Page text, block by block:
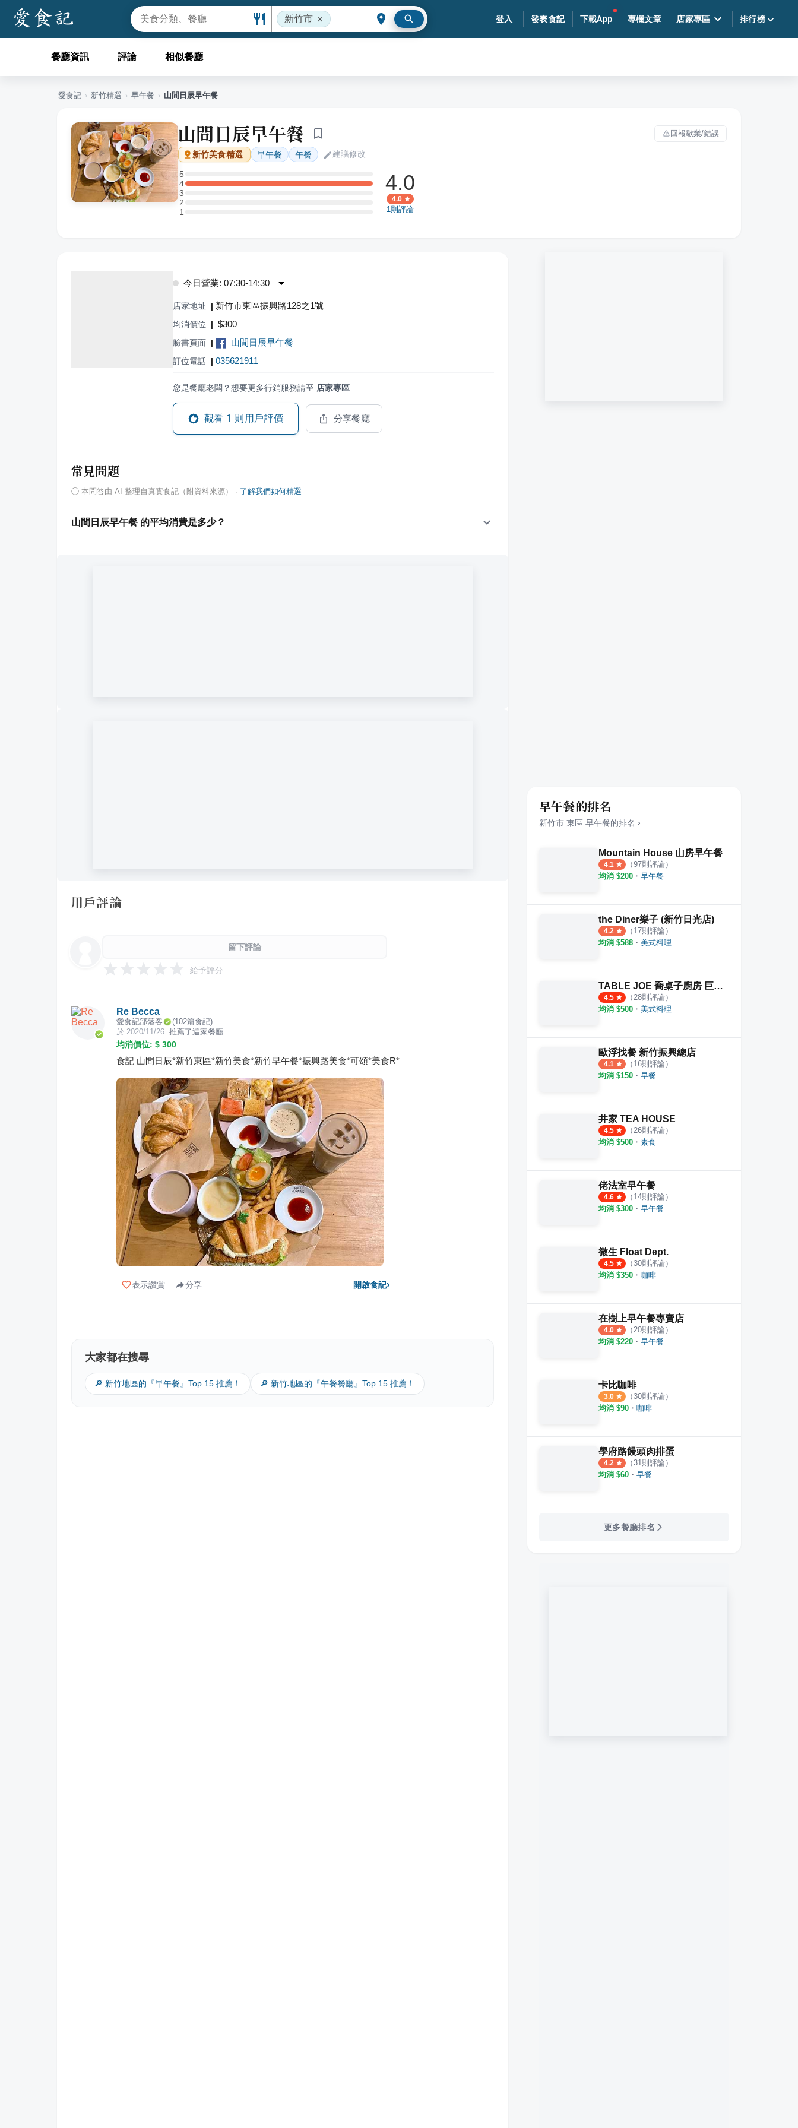
新竹市 登入 發表食記 下載App 專欄文章 店家專區 排行榜
餐廳資訊 評論 相似餐廳
愛食記 › 新竹精選 › 早午餐 › 山間日辰早午餐
山間日辰早午餐 回報歇業/錯誤
新竹美食精選 早午餐 午餐 建議修改
5
5 星：0 則評論
4
4 星：1 則評論
3
3 星：0 則評論
2
2 星：0 則評論
11 星：0 則評論
4.0
4.0
1則評論
今日營業: 07:30-14:30
店家地址 | 新竹市東區振興路128之1號
均消價位 | $300
臉書頁面 | 山間日辰早午餐
訂位電話 | 035621911
您是餐廳老闆？想要更多行銷服務請至 店家專區
觀看 1 則用戶評價 分享餐廳
常見問題
ⓘ 本問答由 AI 整理自真實食記（附資料來源） · 了解我們如何精選
山間日辰早午餐 的平均消費是多少？
用戶評論
留下評論
給予評分
Re Becca
愛食記部落客 (102篇食記)
於 2020/11/26 推薦了這家餐廳
均消價位: $ 300
食記 山間日辰*新竹東區*新竹美食*新竹早午餐*振興路美食*可頌*美食R*
表示讚賞 分享 開啟食記›
大家都在搜尋
🔎 新竹地區的『早午餐』Top 15 推薦！ 🔎 新竹地區的『午餐餐廳』Top 15 推薦！
早午餐的排名
新竹市 東區 早午餐的排名 ›
Mountain House 山房早午餐
4.1 （97則評論）
均消 $200 ・ 早午餐
the Diner樂子 (新竹日光店)
4.2 （ 17則評論）
均消 $588 ・ 美式料理
TABLE JOE 喬桌子廚房 巨城店
4.5 （ 28則評論）
均消 $500 ・ 美式料理
歐浮找餐 新竹振興總店
4.1 （ 16則評論）
均消 $150 ・ 早餐
井家 TEA HOUSE
4.5 （ 26則評論）
均消 $500 ・ 素食
佬法室早午餐
4.6 （ 14則評論）
均消 $300 ・ 早午餐
微生 Float Dept.
4.5 （30則評論）
均消 $350 ・ 咖啡
在樹上早午餐專賣店
4.0 （ 20則評論）
均消 $220 ・ 早午餐
卡比咖啡
3.0 （30則評論）
均消 $90 ・ 咖啡
學府路饅頭肉排蛋
4.2 （31 則評論）
均消 $60 ・ 早餐
更多餐廳排名